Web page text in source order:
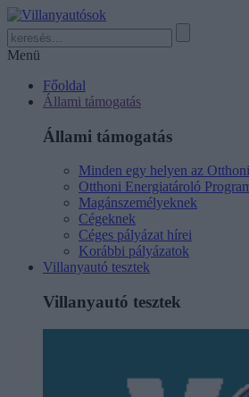
Menü
Főoldal
Állami támogatás
Állami támogatás
Minden egy helyen az
Otthoni Energiatároló
Magánszemélyeknek
Cégeknek
Céges pályázat hírei
Korábbi pályázatok
Villanyautó tesztek
Villanyautó tesztek